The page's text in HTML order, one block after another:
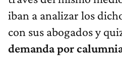
iban a analizar los
con sus abogados y
demanda por